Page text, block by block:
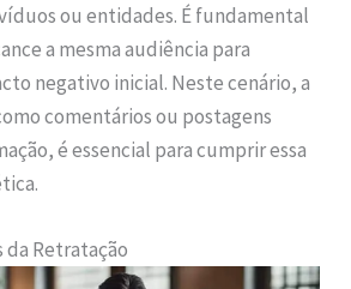
ou entidades. É fundamental
a mesma audiência para
negativo inicial. Neste cenário, a
comentários ou postagens
é essencial para cumprir essa
da Retratação